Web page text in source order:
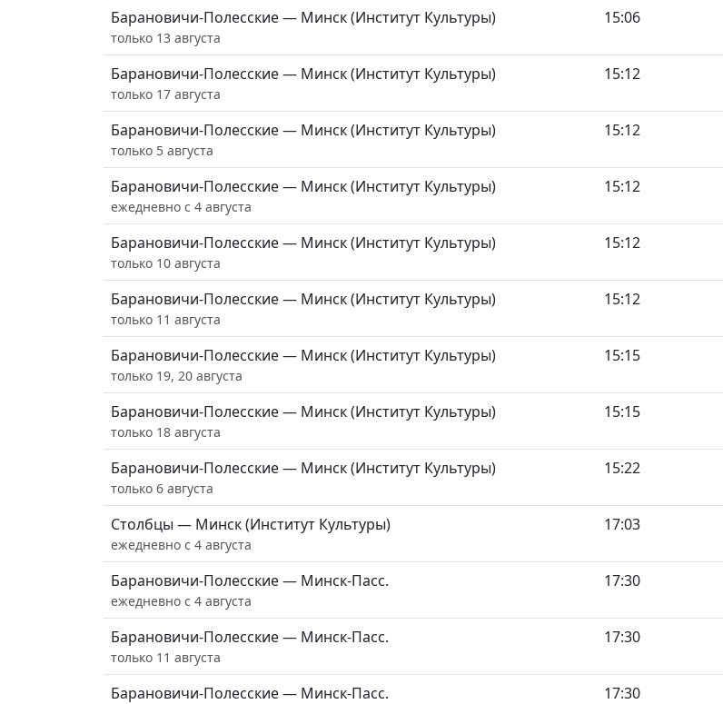
Барановичи-Полесские — Минск (Институт Культуры)
только 13 августа
15:06
Барановичи-Полесские — Минск (Институт Культуры)
только 17 августа
15:12
Барановичи-Полесские — Минск (Институт Культуры)
только 5 августа
15:12
Барановичи-Полесские — Минск (Институт Культуры)
ежедневно с 4 августа
15:12
Барановичи-Полесские — Минск (Институт Культуры)
только 10 августа
15:12
Барановичи-Полесские — Минск (Институт Культуры)
только 11 августа
15:12
Барановичи-Полесские — Минск (Институт Культуры)
только 19, 20 августа
15:15
Барановичи-Полесские — Минск (Институт Культуры)
только 18 августа
15:15
Барановичи-Полесские — Минск (Институт Культуры)
только 6 августа
15:22
Столбцы — Минск (Институт Культуры)
ежедневно с 4 августа
17:03
Барановичи-Полесские — Минск-Пасс.
ежедневно с 4 августа
17:30
Барановичи-Полесские — Минск-Пасс.
только 11 августа
17:30
Барановичи-Полесские — Минск-Пасс. 17:30